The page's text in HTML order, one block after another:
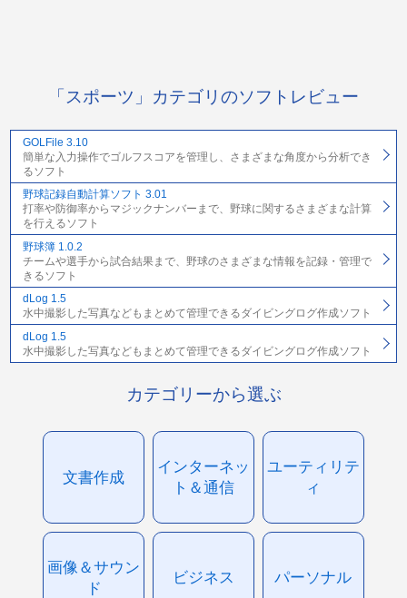
「スポーツ」カテゴリのソフトレビュー
GOLFile 3.10
簡単な入力操作でゴルフスコアを管理し、さまざまな角度から分析でき
るソフト
野球記録自動計算ソフト 3.01
打率や防御率からマジックナンバーまで、野球に関するさまざまな計算
を行えるソフト
野球簿 1.0.2
チームや選手から試合結果まで、野球のさまざまな情報を記録・管理で
きるソフト
dLog 1.5
水中撮影した写真などもまとめて管理できるダイビングログ作成ソフト
dLog 1.5
水中撮影した写真などもまとめて管理できるダイビングログ作成ソフト
カテゴリーから選ぶ
文書作成
インターネッ
ト＆通信
ユーティリテ
ィ
画像＆サウン
ド
ビジネス パーソナル